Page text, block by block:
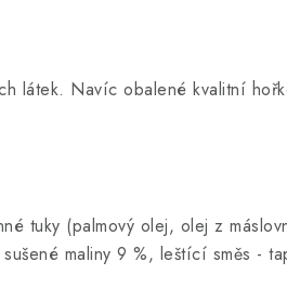
látek. Navíc obalené kvalitní
tuky (palmový olej, olej z
sušené maliny 9 %, leštící směs -